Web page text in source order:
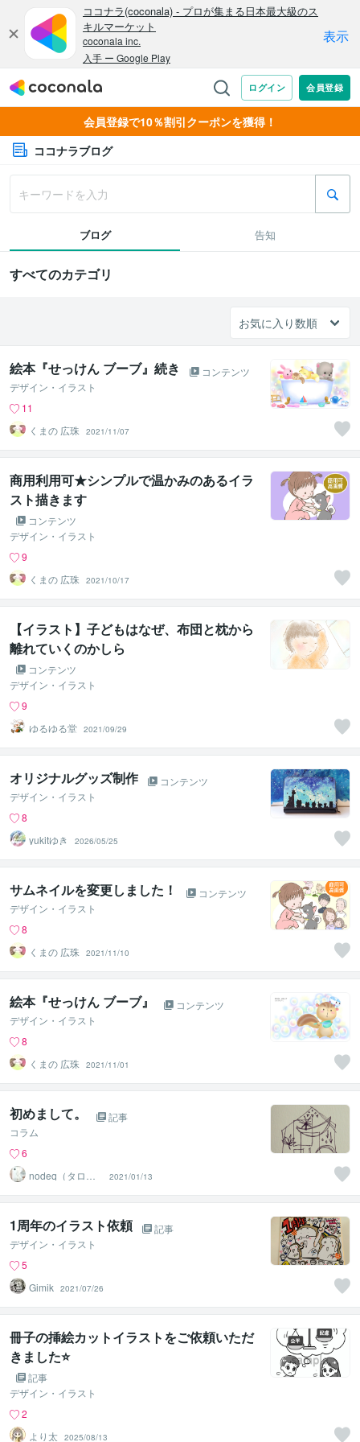
会員登録で10％割引クーポンを獲得！
ココナラブログ
ブログ 告知
すべてのカテゴリ
絵本『せっけん ブーブ』続き
コンテンツ
デザイン・イラスト
11
くまの 広珠
2021/11/07
商用利用可★シンプルで温かみのあるイラ
スト描きます
コンテンツ
デザイン・イラスト
9
くまの 広珠
2021/10/17
【イラスト】子どもはなぜ、布団と枕から
離れていくのかしら
コンテンツ
デザイン・イラスト
9
ゆるゆる堂 2021/09/29
オリジナルグッズ制作
コンテンツ
デザイン・イラスト
8
yukitゆき
2026/05/25
サムネイルを変更しました！
コンテンツ
デザイン・イラスト
8
くまの 広珠
2021/11/10
絵本『せっけん ブーブ』
コンテンツ
デザイン・イラスト
8
くまの 広珠
2021/11/01
初めまして。
記事
コラム
6
nodeq（タロッ
ト、ルーン、易
経）
2021/01/13
1周年のイラスト依頼
記事
デザイン・イラスト
5
Gimik 2021/07/26
冊子の挿絵カットイラストをご依頼いただ
きました⭐
記事
デザイン・イラスト
2
より太
2025/08/13